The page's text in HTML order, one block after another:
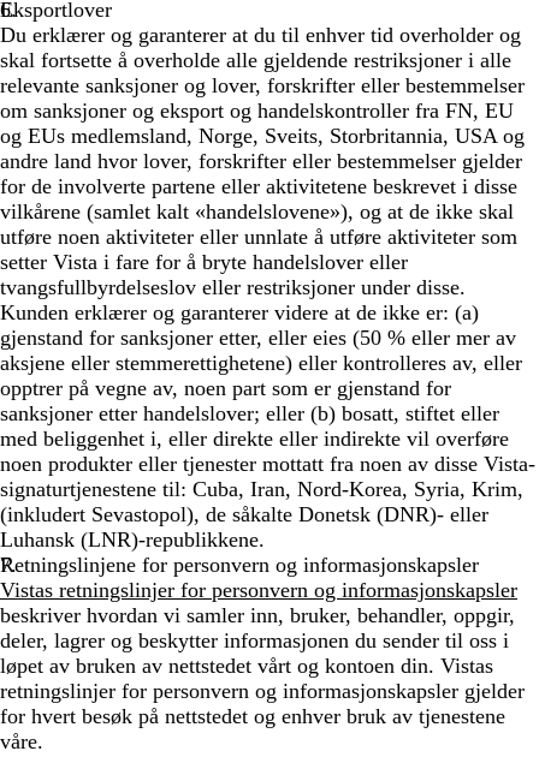
Eksportlover
Du erklærer og garanterer at du til enhver tid overholder og
skal fortsette å overholde alle gjeldende restriksjoner i alle
relevante sanksjoner og lover, forskrifter eller bestemmelser
om sanksjoner og eksport og handelskontroller fra FN, EU
og EUs medlemsland, Norge, Sveits, Storbritannia, USA og
andre land hvor lover, forskrifter eller bestemmelser gjelder
for de involverte partene eller aktivitetene beskrevet i disse
vilkårene (samlet kalt «handelslovene»), og at de ikke skal
utføre noen aktiviteter eller unnlate å utføre aktiviteter som
setter Vista i fare for å bryte handelslover eller
tvangsfullbyrdelseslov eller restriksjoner under disse.
Kunden erklærer og garanterer videre at de ikke er: (a)
gjenstand for sanksjoner etter, eller eies (50 % eller mer av
aksjene eller stemmerettighetene) eller kontrolleres av, eller
opptrer på vegne av, noen part som er gjenstand for
sanksjoner etter handelslover; eller (b) bosatt, stiftet eller
med beliggenhet i, eller direkte eller indirekte vil overføre
noen produkter eller tjenester mottatt fra noen av disse Vista-
signaturtjenestene til: Cuba, Iran, Nord-Korea, Syria, Krim,
(inkludert Sevastopol), de såkalte Donetsk (DNR)- eller
Luhansk (LNR)-republikkene.
Retningslinjene for personvern og informasjonskapsler
Vistas retningslinjer for personvern og informasjonskapsler
beskriver hvordan vi samler inn, bruker, behandler, oppgir,
deler, lagrer og beskytter informasjonen du sender til oss i
løpet av bruken av nettstedet vårt og kontoen din. Vistas
retningslinjer for personvern og informasjonskapsler gjelder
for hvert besøk på nettstedet og enhver bruk av tjenestene
våre.